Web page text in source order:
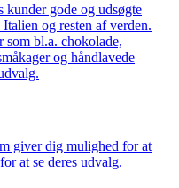
kunder gode og udsøgte
og resten af verden.
som bl.a. chokolade,
og håndlavede
giver dig mulighed for at
at se deres udvalg.